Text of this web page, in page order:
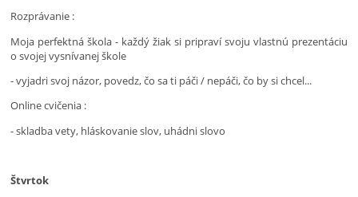
Rozprávanie :
Moja perfektná škola - každý žiak si pripraví svoju vlastnú prezentáciu
o svojej vysnívanej škole
- vyjadri svoj názor, povedz, čo sa ti páči / nepáči, čo by si chcel...
Online cvičenia :
- skladba vety, hláskovanie slov, uhádni slovo
Štvrtok